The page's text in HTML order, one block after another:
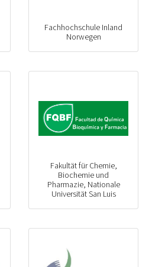
Fachhochschule Inland
Norwegen
Fakultät für Chemie,
Biochemie und
Pharmazie, Nationale
Universität San Luis